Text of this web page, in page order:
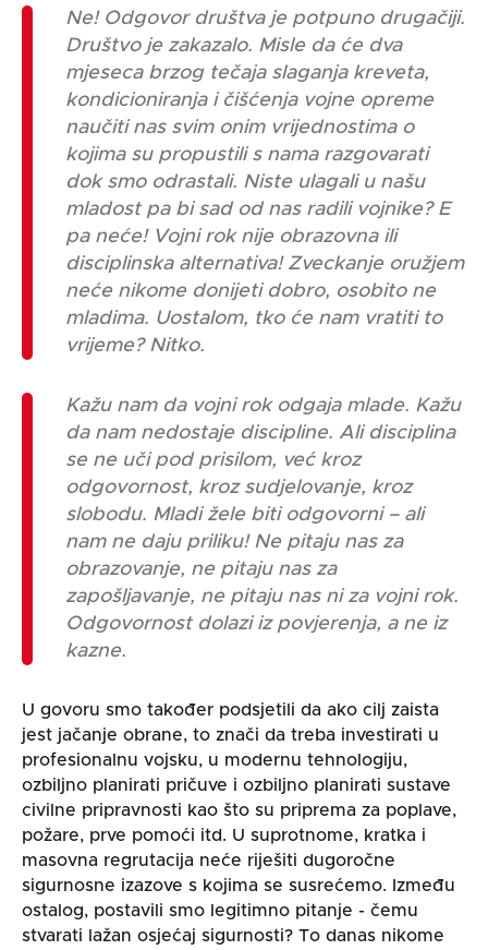
Ne! Odgovor društva je potpuno drugačiji.
Društvo je zakazalo. Misle da će dva
mjeseca brzog tečaja slaganja kreveta,
kondicioniranja i čišćenja vojne opreme
naučiti nas svim onim vrijednostima o
kojima su propustili s nama razgovarati
dok smo odrastali. Niste ulagali u našu
mladost pa bi sad od nas radili vojnike? E
pa neće! Vojni rok nije obrazovna ili
disciplinska alternativa! Zveckanje oružjem
neće nikome donijeti dobro, osobito ne
mladima. Uostalom, tko će nam vratiti to
vrijeme? Nitko.
Kažu nam da vojni rok odgaja mlade. Kažu
da nam nedostaje discipline. Ali disciplina
se ne uči pod prisilom, već kroz
odgovornost, kroz sudjelovanje, kroz
slobodu. Mladi žele biti odgovorni – ali
nam ne daju priliku! Ne pitaju nas za
obrazovanje, ne pitaju nas za
zapošljavanje, ne pitaju nas ni za vojni rok.
Odgovornost dolazi iz povjerenja, a ne iz
kazne.
U govoru smo također podsjetili da ako cilj zaista
jest jačanje obrane, to znači da treba investirati u
profesionalnu vojsku, u modernu tehnologiju,
ozbiljno planirati pričuve i ozbiljno planirati sustave
civilne pripravnosti kao što su priprema za poplave,
požare, prve pomoći itd. U suprotnome, kratka i
masovna regrutacija neće riješiti dugoročne
sigurnosne izazove s kojima se susrećemo. Između
ostalog, postavili smo legitimno pitanje - čemu
stvarati lažan osjećaj sigurnosti? To danas nikome